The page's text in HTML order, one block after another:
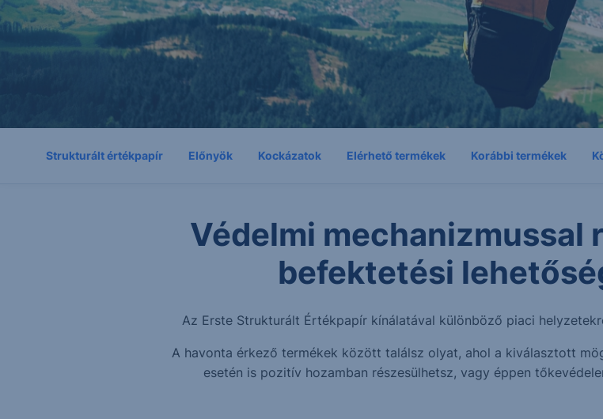
Strukturált értékpapír Előnyök Kockázatok Elérhető termékek Korábbi termékek
Védelmi mechanizmussal
befektetési
Az Erste Strukturált Értékpapír kínálatával különböző piaci
A havonta érkező termékek között találsz olyat, ahol a kiválasztott
esetén is pozitív hozamban részesülhetsz, vagy éppen